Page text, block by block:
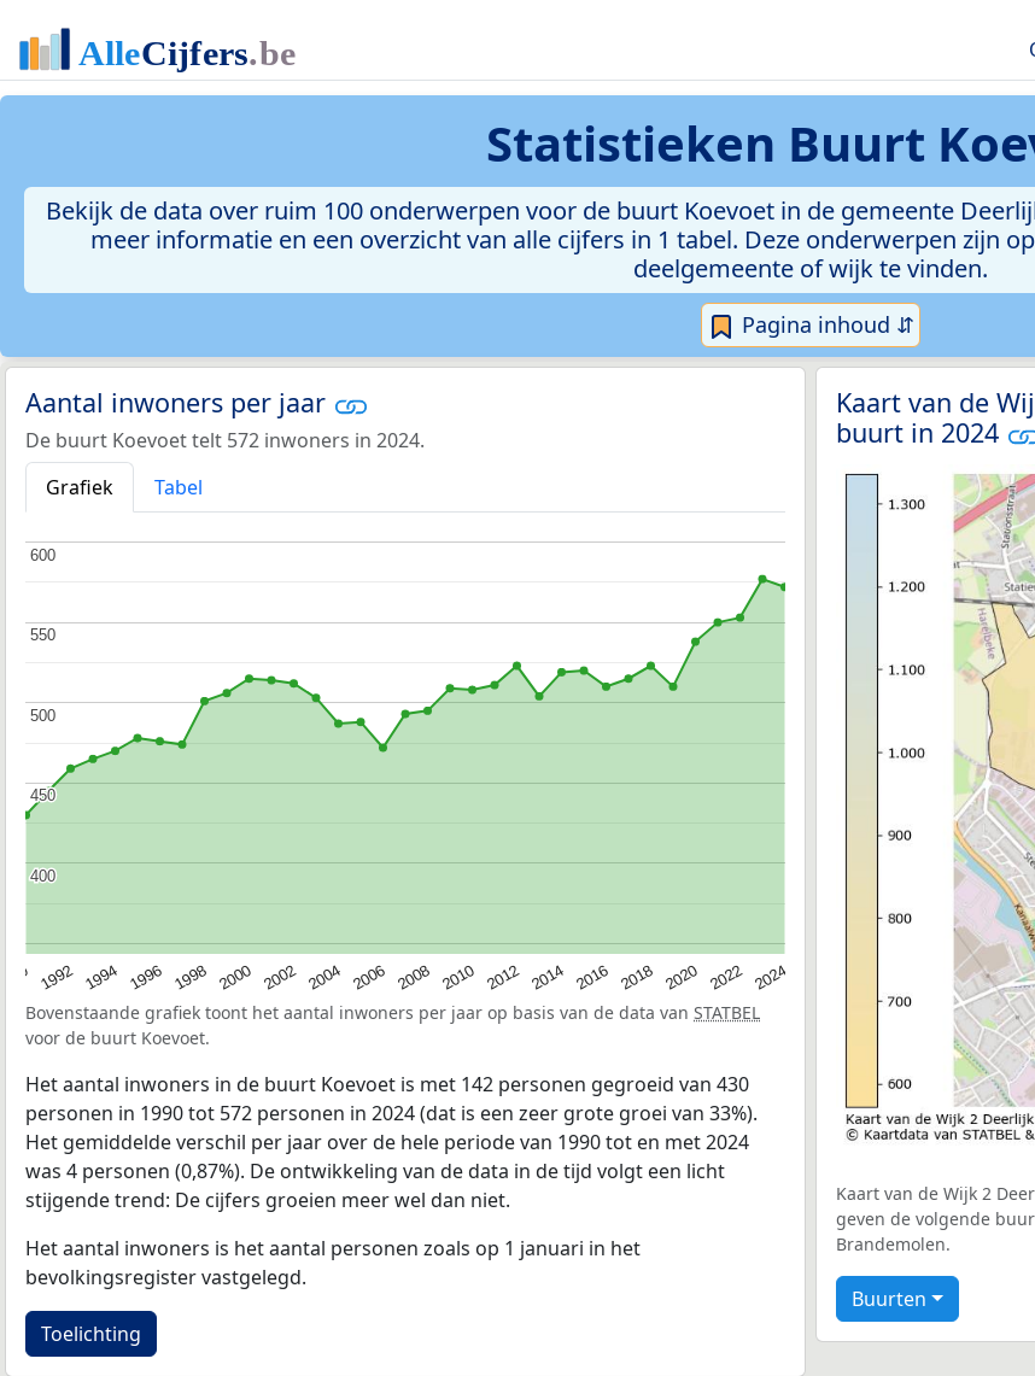
Statistieken Buurt
Bekijk de data over ruim 100 onderwerpen voor de buurt Koevoet in de gemeente
meer informatie en een overzicht van alle cijfers in 1 tabel. Deze onderwerpen zijn
deelgemeente of wijk te vinden.
Pagina inhoud ⇵
Aantal inwoners per jaar
De buurt Koevoet telt 572 inwoners in 2024.
Grafiek
Tabel
1992 1994 1996 1998 2000 2002 2004 2006 2008 2010 2012 2014 2016 2018 2020 2022 2024
400
400
450
450
500
500
550
550
600
600
Bovenstaande grafiek toont het aantal inwoners per jaar op basis van de data van STATBEL
voor de buurt Koevoet.
Het aantal inwoners in de buurt Koevoet is met 142 personen gegroeid van 430
personen in 1990 tot 572 personen in 2024 (dat is een zeer grote groei van 33%).
Het gemiddelde verschil per jaar over de hele periode van 1990 tot en met 2024
was 4 personen (0,87%). De ontwikkeling van de data in de tijd volgt een licht
stijgende trend: De cijfers groeien meer wel dan niet.
Het aantal inwoners is het aantal personen zoals op 1 januari in het
bevolkingsregister vastgelegd.
Toelichting
Kaart van de
buurt in 2024
Kaart van de Wijk 2
geven de volgende
Brandemolen.
Buurten